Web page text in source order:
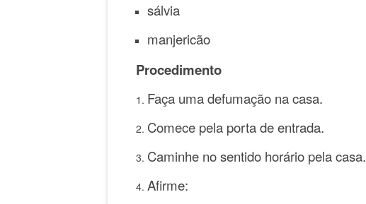
sálvia
manjericão
Procedimento
Faça uma defumação na casa.
Comece pela porta de entrada.
Caminhe no sentido horário pela casa.
Afirme: